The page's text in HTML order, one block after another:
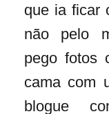
que ia ficar
não pelo
pego fotos
cama com
blogue